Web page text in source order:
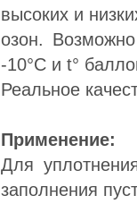
высоких и
озон.
-10°С и t°
Реальное
Применение:
Для
заполнения